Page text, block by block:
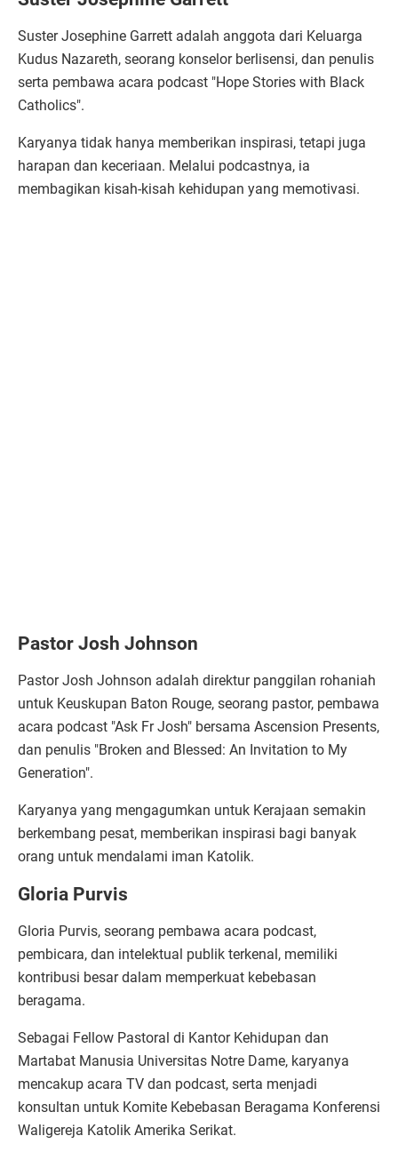
Suster Josephine Garrett adalah anggota dari Keluarga
Kudus Nazareth, seorang konselor berlisensi, dan penulis
serta pembawa acara podcast "Hope Stories with Black
Catholics".
Karyanya tidak hanya memberikan inspirasi, tetapi juga
harapan dan keceriaan. Melalui podcastnya, ia
membagikan kisah-kisah kehidupan yang memotivasi.
Pastor Josh Johnson
Pastor Josh Johnson adalah direktur panggilan rohaniah
untuk Keuskupan Baton Rouge, seorang pastor, pembawa
acara podcast "Ask Fr Josh" bersama Ascension Presents,
dan penulis "Broken and Blessed: An Invitation to My
Generation".
Karyanya yang mengagumkan untuk Kerajaan semakin
berkembang pesat, memberikan inspirasi bagi banyak
orang untuk mendalami iman Katolik.
Gloria Purvis
Gloria Purvis, seorang pembawa acara podcast,
pembicara, dan intelektual publik terkenal, memiliki
kontribusi besar dalam memperkuat kebebasan
beragama.
Sebagai Fellow Pastoral di Kantor Kehidupan dan
Martabat Manusia Universitas Notre Dame, karyanya
mencakup acara TV dan podcast, serta menjadi
konsultan untuk Komite Kebebasan Beragama Konferensi
Waligereja Katolik Amerika Serikat.